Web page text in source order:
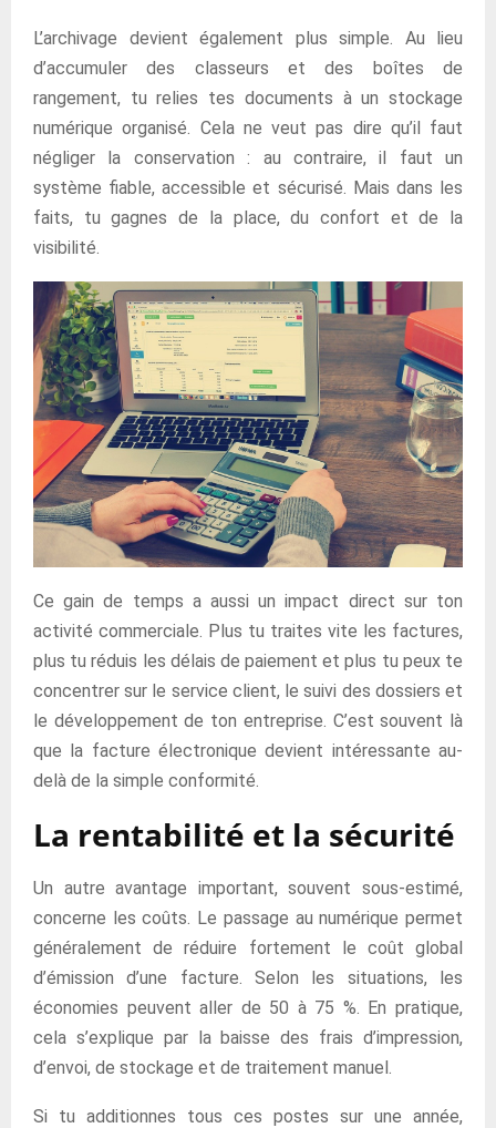
L’archivage devient également plus simple. Au lieu
d’accumuler des classeurs et des boîtes de
rangement, tu relies tes documents à un stockage
numérique organisé. Cela ne veut pas dire qu’il faut
négliger la conservation : au contraire, il faut un
système fiable, accessible et sécurisé. Mais dans les
faits, tu gagnes de la place, du confort et de la
visibilité.
Ce gain de temps a aussi un impact direct sur ton
activité commerciale. Plus tu traites vite les factures,
plus tu réduis les délais de paiement et plus tu peux te
concentrer sur le service client, le suivi des dossiers et
le développement de ton entreprise. C’est souvent là
que la facture électronique devient intéressante au-
delà de la simple conformité.
La rentabilité et la sécurité
Un autre avantage important, souvent sous-estimé,
concerne les coûts. Le passage au numérique permet
généralement de réduire fortement le coût global
d’émission d’une facture. Selon les situations, les
économies peuvent aller de 50 à 75 %. En pratique,
cela s’explique par la baisse des frais d’impression,
d’envoi, de stockage et de traitement manuel.
Si tu additionnes tous ces postes sur une année,